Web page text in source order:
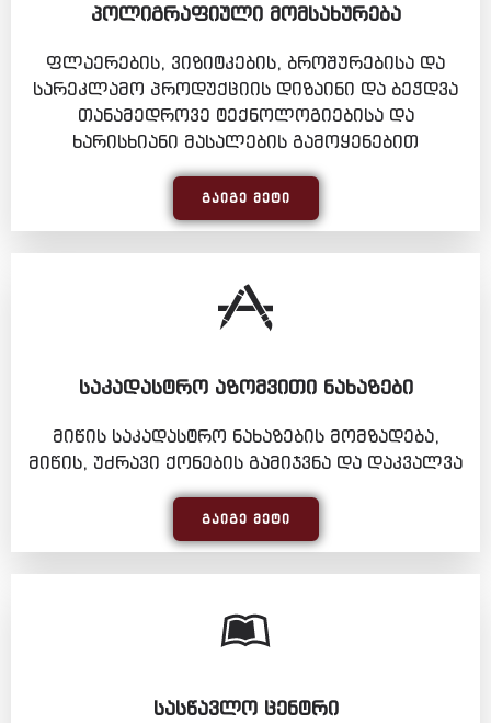
ᲞᲝᲚᲘᲒᲠᲐᲤᲘᲣᲚᲘ ᲛᲝᲛᲡᲐᲮᲣᲠᲔᲑᲐ
ფლაერების, ვიზიტკების, ბროშურებისა და
სარეკლამო პროდუქციის დიზაინი და ბეჭდვა
თანამედროვე ტექნოლოგიებისა და
ხარისხიანი მასალების გამოყენებით
ᲒᲐᲘᲒᲔ ᲛᲔᲢᲘ
ᲡᲐᲙᲐᲓᲐᲡᲢᲠᲝ ᲐᲖᲝᲛᲕᲘᲗᲘ ᲜᲐᲮᲐᲖᲔᲑᲘ
მიწის საკადასტრო ნახაზების მომზადება,
მიწის, უძრავი ქონების გამიჯვნა და დაკვალვა
ᲒᲐᲘᲒᲔ ᲛᲔᲢᲘ
ᲡᲐᲡᲬᲐᲕᲚᲝ ᲪᲔᲜᲢᲠᲘ